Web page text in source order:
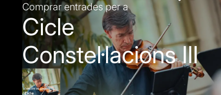
Comprar entrades per a
Cicle
Constel·lacions III